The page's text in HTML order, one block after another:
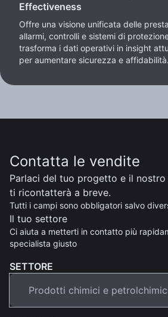
Effectiveness
Offre una visione unificata delle
allarmi, controlli e sistemi di
trasforma i dati operativi in insight
per aumentare sicurezza e affidabilità.
Contatta le vendite
Parlaci del tuo progetto e il
ti ricontatterà a breve.
Tutti i campi sono obbligatori salvo
Il tuo settore
Ci aiuta a metterti in contatto più
specialista giusto
SETTORE